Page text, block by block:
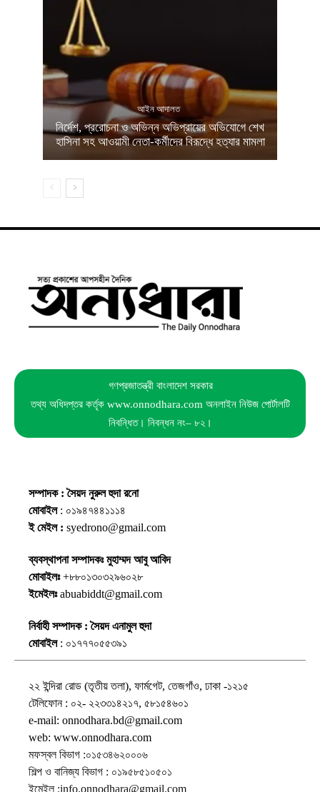
আইন আদালত
নির্দেশ, প্ররোচনা ও অভিন্ন অভিপ্রায়ের অভিযোগে শেখ
হাসিনা সহ আওয়ামী নেতা-কর্মীদের বিরূদ্ধে হত্যার মামলা
গণপ্রজাতন্ত্রী বাংলাদেশ সরকার
তথ্য অধিদপ্তর কর্তৃক www.onnodhara.com অনলাইন নিউজ পোর্টালটি
নিবন্ধিত। নিবন্ধন নং– ৮২।
সম্পাদক : সৈয়দ নুরুল হুদা রনো
মোবাইল: ০১৯৪৭৪৪১১১৪
ই মেইল : syedrono@gmail.com
ব্যবস্থাপনা সম্পাদকঃ মুহাম্মদ আবু আবিদ
মোবাইলঃ+৮৮০১৩০৩২৯৬০২৮
ইমেইলঃabuabiddt@gmail.com
নির্বাহী সম্পাদক : সৈয়দ এনামুল হুদা
মোবাইল: ০১৭৭৭০৫৫৩৯১
২২ ইন্দিরা রোড (তৃতীয় তলা), ফার্মগেট, তেজগাঁও, ঢাকা -১২১৫
টেলিফোন : ০২- ২২৩৩১৪২১৭, ৫৮১৫৪৬০১
e-mail: onnodhara.bd@gmail.com
web: www.onnodhara.com
মফস্বল বিভাগ :০১৫৩৪৬২০০০৬
শিল্প ও বানিজ্য বিভাগ : ০১৯৫৮৫১০৫০১
ইমেইল :info.onnodhara@gmail.com